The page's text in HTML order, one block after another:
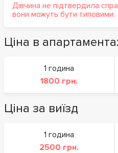
Дівчина не підтвердила
вони можуть бути типовими.
Ціна в
1 година
1800 грн.
Ціна за виїзд
1 година
2500 грн.